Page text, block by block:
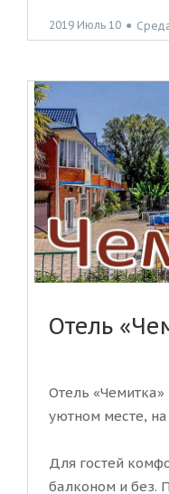
2019 Июль 10 ●
Отель
Отель «Чемитка»
уютном месте,
Для гостей
балконом и без.